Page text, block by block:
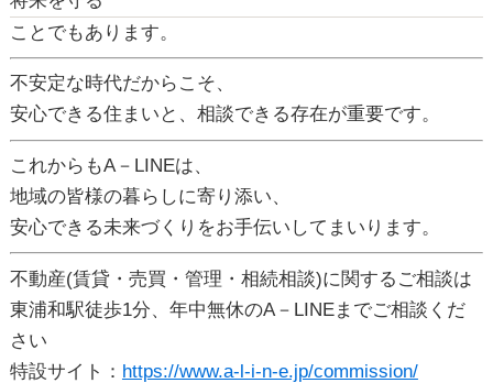
ことでもあります。
不安定な時代だからこそ、
安心できる住まいと、相談できる存在が重要です。
これからもA－LINEは、
地域の皆様の暮らしに寄り添い、
安心できる未来づくりをお手伝いしてまいります。
不動産(賃貸・売買・管理・相続相談)に関するご相談は
東浦和駅徒歩1分、年中無休のA－LINEまでご相談くだ
さい
特設サイト： https://www.a-l-i-n-e.jp/commission/